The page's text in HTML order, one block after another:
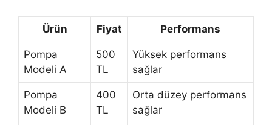
Ürün Fiyat Performans
Pompa
Modeli A
500
TL
Yüksek performans
sağlar
Pompa
Modeli B
400
TL
Orta düzey performans
sağlar